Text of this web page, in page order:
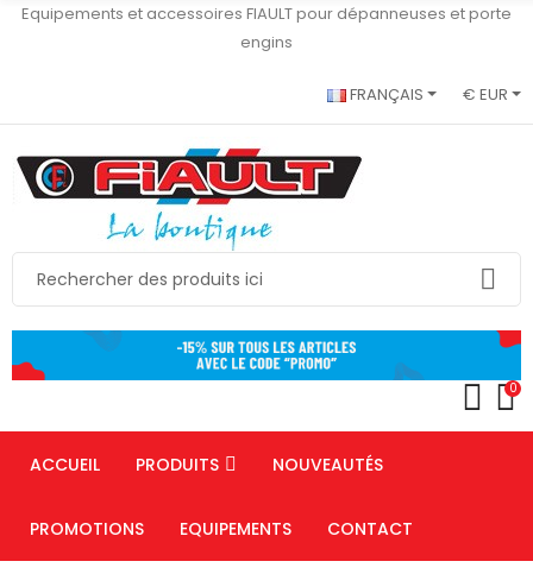
Equipements et accessoires FIAULT pour dépanneuses et porte
engins
FRANÇAIS € EUR
0
ACCUEIL PRODUITS NOUVEAUTÉS
PROMOTIONS EQUIPEMENTS CONTACT